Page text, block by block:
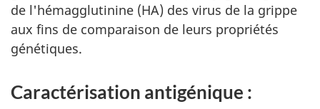
de l'hémagglutinine (HA) des virus de la grippe
aux fins de comparaison de leurs propriétés
génétiques.
Caractérisation antigénique :